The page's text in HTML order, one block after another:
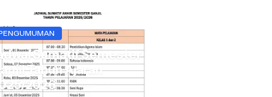
Sumatif Semester
Tahun Ajaran
2026